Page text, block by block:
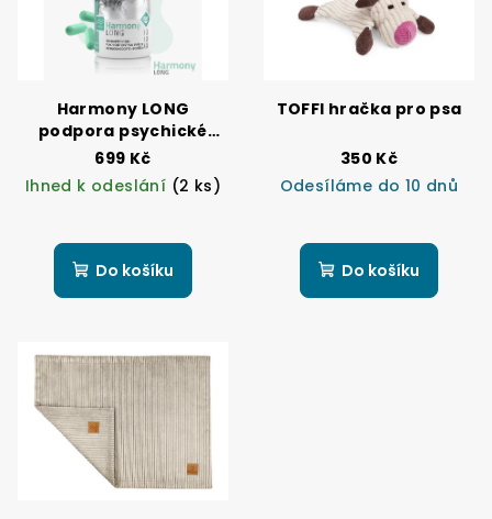
Harmony LONG
podpora psychické
pohody u psů
699 Kč
Ihned k odeslání (2 ks)
Do košíku
TOFFI hračka pro psa
350 Kč
Odesíláme do 10 dnů
Do košíku